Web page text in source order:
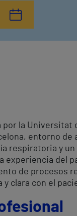
por la Universitat
entorno
respiratoria y
experiencia del
de procesos
y clara con el